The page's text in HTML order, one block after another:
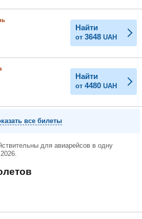
Найти
от 3648 UAH
Найти
от 4480 UAH
все билеты
для авиарейсов в одну